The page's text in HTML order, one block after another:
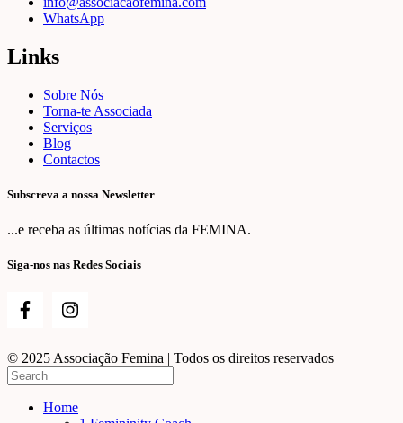
WhatsApp
Links
Sobre Nós
Torna-te Associada
Serviços
Blog
Contactos
Subscreva a nossa Newsletter
...e receba as últimas notícias da FEMINA.
Siga-nos nas Redes Sociais
© 2025 Associação Femina | Todos os direitos reservados
Home